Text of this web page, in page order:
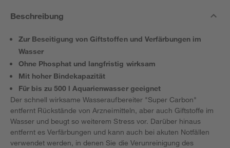
Beschreibung
Zur Beseitigung von Giftstoffen und Verfärbungen im
Wasser
Ohne Phosphat und langfristig wirksam
Mit hoher Bindekapazität
Für bis zu 500 l Aquarienwasser geeignet
Der schnell wirksame Wasseraufbereiter "Super Carbon"
entfernt Rückstände von Arzneimitteln, aber auch Giftstoffe im
Wasser und beugt so weiterem Stress vor. Darüber hinaus
entfernt es Verfärbungen und kann auch bei akuten Notfällen
verwendet werden, in denen Sie die Verunreinigung des